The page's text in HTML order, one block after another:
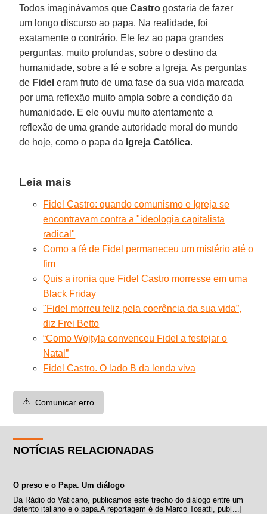
Todos imaginávamos queCastro gostaria de fazer
um longo discurso ao papa. Na realidade, foi
exatamente o contrário. Ele fez ao papa grandes
perguntas, muito profundas, sobre o destino da
humanidade, sobre a fé e sobre a Igreja. As perguntas
de Fidel eram fruto de uma fase da sua vida marcada
por uma reflexão muito ampla sobre a condição da
humanidade. E ele ouviu muito atentamente a
reflexão de uma grande autoridade moral do mundo
de hoje, como o papa da Igreja Católica.
Leia mais
Fidel Castro: quando comunismo e Igreja se
encontravam contra a "ideologia capitalista
radical"
Como a fé de Fidel permaneceu um mistério até o
fim
Quis a ironia que Fidel Castro morresse em uma
Black Friday
"Fidel morreu feliz pela coerência da sua vida”,
diz Frei Betto
“Como Wojtyla convenceu Fidel a festejar o
Natal”
Fidel Castro. O lado B da lenda viva
⚠️ Comunicar erro
NOTÍCIAS RELACIONADAS
O preso e o Papa. Um diálogo
Da Rádio do Vaticano, publicamos este trecho do diálogo entre um
detento italiano e o papa.A reportagem é de Marco Tosatti, pub[...]